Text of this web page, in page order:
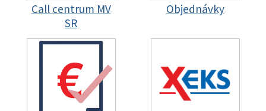
Call centrum MV
SR
Objednávky